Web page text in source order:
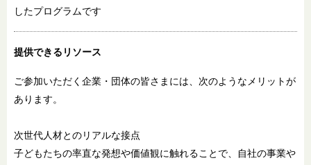
したプログラムです
提供できるリソース
ご参加いただく企業・団体の皆さまには、次のようなメリットが
あります。
次世代人材とのリアルな接点
子どもたちの率直な発想や価値観に触れることで、自社の事業や